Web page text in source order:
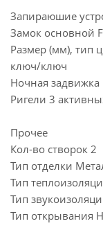
Запираюшие
Замок основной
Размер (мм), тип
ключ/ключ
Ночная задвижка
Ригели 3
Прочее
Кол-во створок 2
Тип отделки
Тип
Тип
Тип открывания